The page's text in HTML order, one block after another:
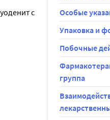
минут до
с
и др.) и их
Особые
Упаковка и
Побочные
группа